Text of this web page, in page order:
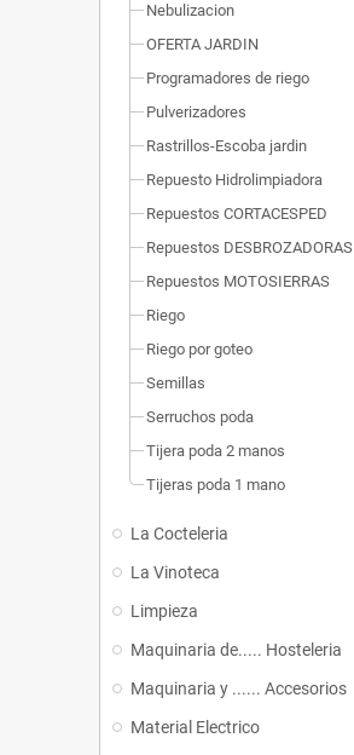
Nebulizacion
OFERTA JARDIN
Programadores de riego
Pulverizadores
Rastrillos-Escoba jardin
Repuesto Hidrolimpiadora
Repuestos CORTACESPED
Repuestos DESBROZADORAS
Repuestos MOTOSIERRAS
Riego
Riego por goteo
Semillas
Serruchos poda
Tijera poda 2 manos
Tijeras poda 1 mano
La Cocteleria
La Vinoteca
Limpieza
Maquinaria de..... Hosteleria
Maquinaria y ...... Accesorios
Material Electrico